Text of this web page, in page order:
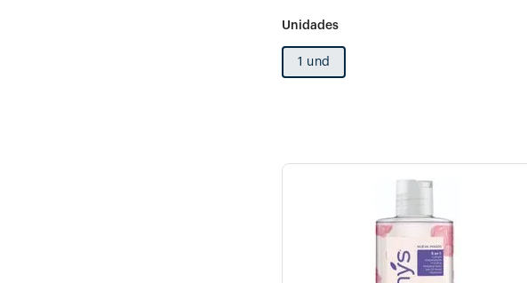
1 und